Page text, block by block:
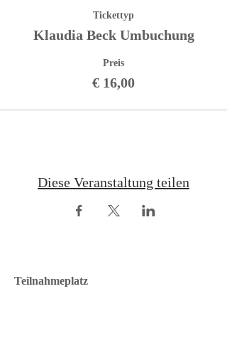
Tickettyp
Klaudia Beck Umbuchung
Preis
€ 16,00
Diese Veranstaltung teilen
Teilnahmeplatz